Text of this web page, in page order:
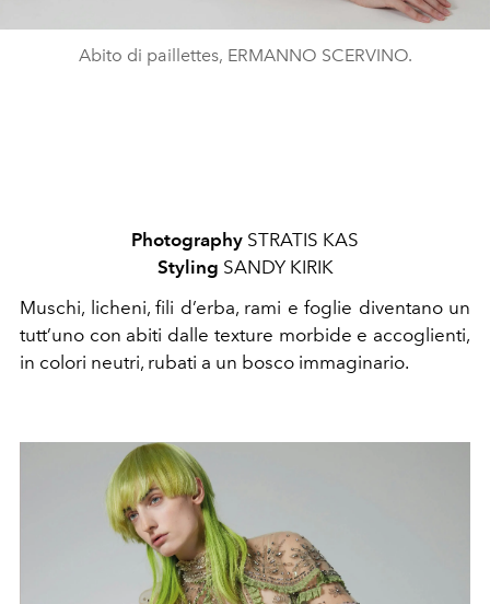
Abito di paillettes, ERMANNO SCERVINO.
Photography STRATIS KAS
Styling SANDY KIRIK
Muschi, licheni, fili d’erba, rami e foglie diventano un
tutt’uno con abiti dalle texture morbide e accoglienti,
in colori neutri, rubati a un bosco immaginario.